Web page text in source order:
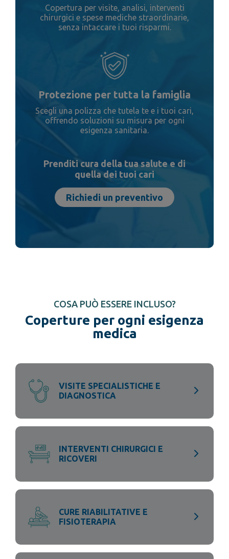
Copertura per visite, analisi, interventi
chirurgici e spese mediche straordinarie,
senza intaccare i tuoi risparmi.
Protezione per tutta la famiglia
Scegli una polizza che tutela te e i tuoi cari,
offrendo soluzioni su misura per ogni
esigenza sanitaria.
Prenditi cura della tua salute e di
quella dei tuoi cari
Richiedi un preventivo
COSA PUÒ ESSERE INCLUSO?
Coperture per ogni esigenza
medica
VISITE SPECIALISTICHE E
DIAGNOSTICA
INTERVENTI CHIRURGICI E
RICOVERI
CURE RIABILITATIVE E
FISIOTERAPIA